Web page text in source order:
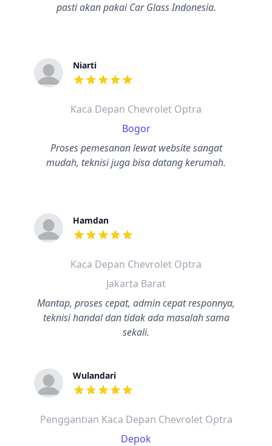
pasti akan pakai Car Glass Indonesia.
Niarti
dari ulasan adalah bintang lima
Kaca Depan Chevrolet Optra
Bogor
Proses pemesanan lewat website sangat
mudah, teknisi juga bisa datang kerumah.
Hamdan
dari ulasan adalah bintang lima
Kaca Depan Chevrolet Optra
Jakarta Barat
Mantap, proses cepat, admin cepat responnya,
teknisi handal dan tidak ada masalah sama
sekali.
Wulandari
dari ulasan adalah bintang lima
Penggantian Kaca Depan Chevrolet Optra
Depok